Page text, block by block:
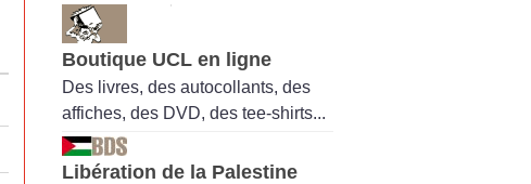
Boutique UCL en ligne
Des livres, des autocollants, des
affiches, des DVD, des tee-shirts...
Libération de la Palestine